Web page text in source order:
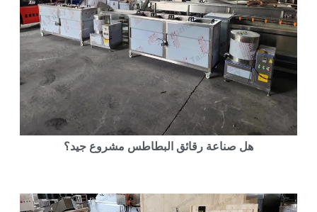
هل صناعة رقائق البطاطس مشروع جيد؟